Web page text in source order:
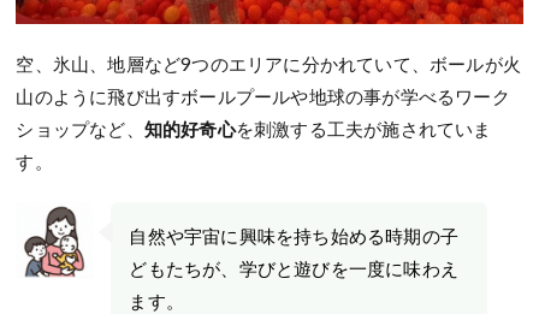
空、氷山、地層など9つのエリアに分かれていて、ボールが火
山のように飛び出すボールプールや地球の事が学べるワーク
ショップなど、 知的好奇心を刺激する工夫が施されていま
す。
自然や宇宙に興味を持ち始める時期の子
どもたちが、学びと遊びを一度に味わえ
ます。